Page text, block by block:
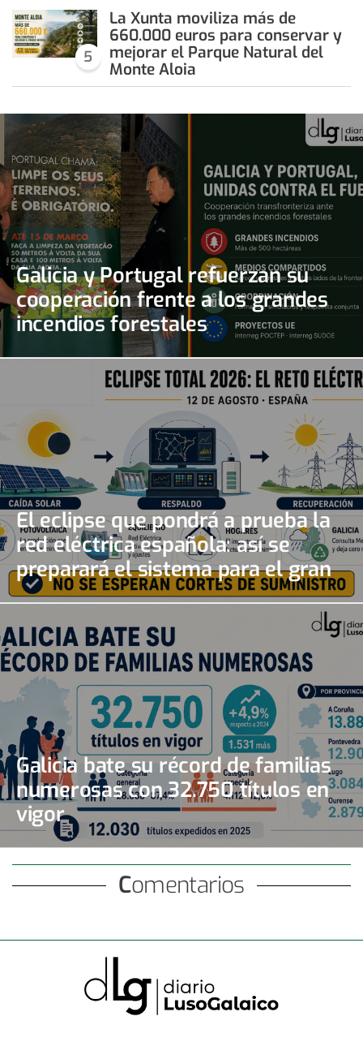
5
La Xunta moviliza más de
660.000 euros para conservar y
mejorar el Parque Natural del
Monte Aloia
Galicia y Portugal refuerzan su
cooperación frente a los grandes
incendios forestales
El eclipse que pondrá a prueba la
red eléctrica española: así se
preparará el sistema para el gran
apagón solar
Galicia bate su récord de familias
numerosas con 32.750 títulos en
vigor
Comentarios